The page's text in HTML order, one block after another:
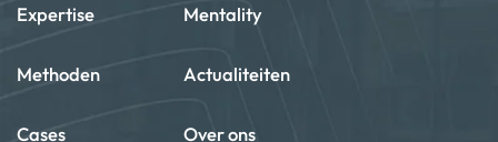
Expertise Mentality
Methoden Actualiteiten
Cases Over ons